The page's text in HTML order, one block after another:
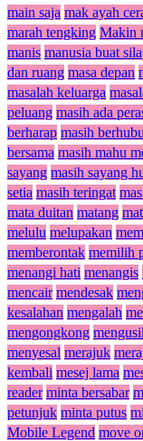
main saja mak ayah
marah tengking Makin
manis manusia buat
dan ruang masa depan
masalah keluarga
peluang masih ada
berharap masih
bersama masih mahu
sayang masih sayang
setia masih teringat
mata duitan matang
melulu melupakan
memberontak memilih
menangi hati menangis
mencair mendesak
kesalahan mengalah
mengongkong
menyesal merajuk
kembali mesej lama
reader minta bersabar
petunjuk minta putus
Mobile Legend move